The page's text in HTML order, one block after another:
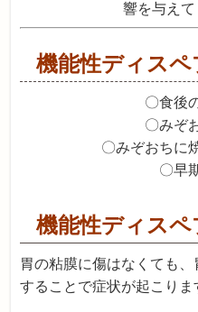
響を与えて
機能性ディス
〇食後
〇みぞ
〇みぞおちに
〇早
機能性ディスペ
胃の粘膜に傷はなくても
することで症状が起こりま